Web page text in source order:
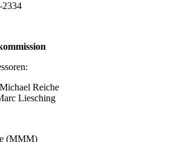
2334
Reiche
Liesching
(MMM)